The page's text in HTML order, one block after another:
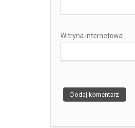
Witryna internetowa